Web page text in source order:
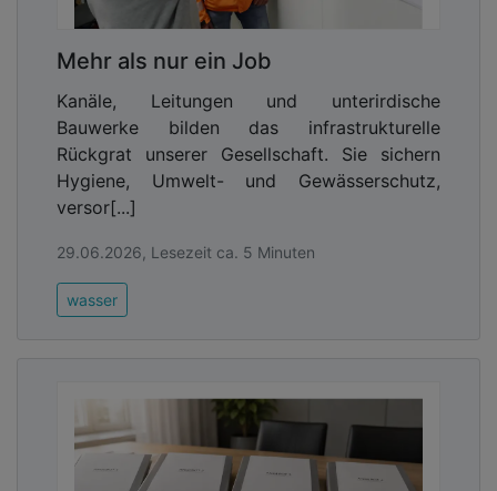
Mehr als nur ein Job
Kanäle, Leitungen und unterirdische
Bauwerke bilden das infrastrukturelle
Rückgrat unserer Gesellschaft. Sie sichern
Hygiene, Umwelt- und Gewässerschutz,
versor[...]
29.06.2026, Lesezeit ca. 5 Minuten
wasser